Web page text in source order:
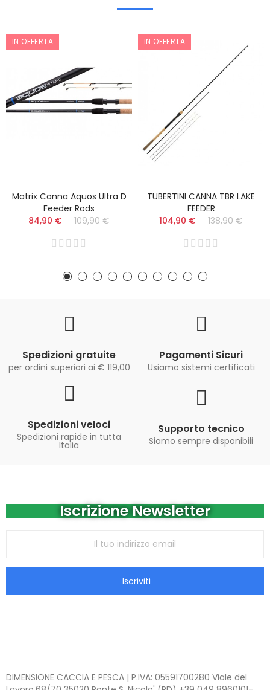
IN OFFERTA
Matrix Canna Aquos Ultra D
Feeder Rods
84,90 €
109,90 €
IN OFFERTA
TUBERTINI CANNA TBR LAKE
FEEDER
104,90 €
138,90 €
Spedizioni gratuite
per ordini superiori ai € 119,00
Pagamenti Sicuri
Usiamo sistemi certificati
Spedizioni veloci
Spedizioni rapide in tutta
Italia
Supporto tecnico
Siamo sempre disponibili
Iscrizione Newsletter
Iscriviti
DIMENSIONE CACCIA E PESCA | P.IVA: 05591700280 Viale del